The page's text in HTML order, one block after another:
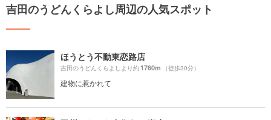
吉田のうどんくらよし周辺の人気スポット
ほうとう不動東恋路店
吉田のうどんくらよしより約1760m （徒歩30分）
建物に惹かれて